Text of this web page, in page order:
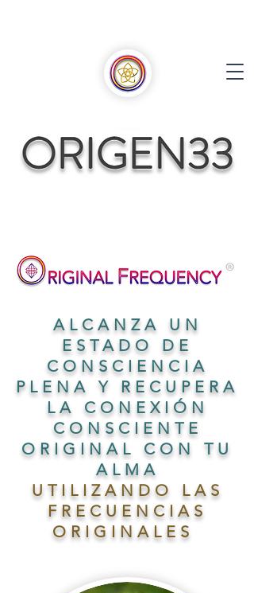
ALCANZA UN
ESTADO DE
CONSCIENCIA
PLENA Y RECUPERA
LA CONEXIÓN
CONSCIENTE
ORIGINAL CON TU
ALMA
UTILIZANDO LAS
FRECUENCIAS
ORIGINALES